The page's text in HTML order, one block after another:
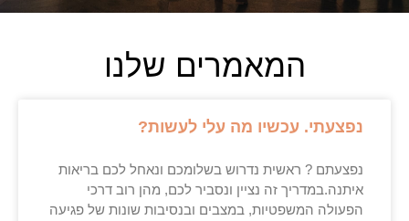
המאמרים שלנו
נפצעתי. עכשיו מה עלי לעשות?
נפצעתם ? ראשית נדרוש בשלומכם ונאחל לכם בריאות
איתנה.במדריך זה נציין ונסביר לכם, מהן רוב דרכי
הפעולה המשפטיות, במצבים ובנסיבות שונות של פגיעה